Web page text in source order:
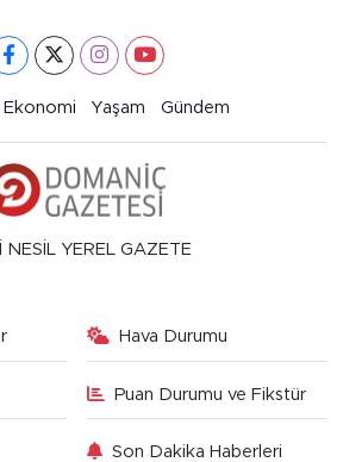
Ekonomi Yaşam Gündem
NESİL YEREL GAZETE
Hava Durumu
Puan Durumu ve Fikstür
Son Dakika Haberleri